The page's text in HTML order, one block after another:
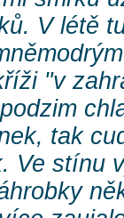
V létě
"v
tak
Ve stínu